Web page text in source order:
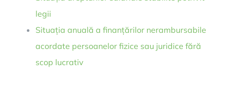
legii
Situația anuală a finanțărilor nerambursabile
acordate persoanelor fizice sau juridice fără
scop lucrativ